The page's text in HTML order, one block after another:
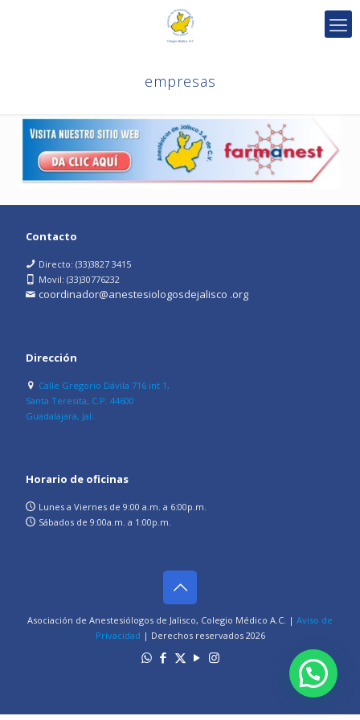
empresas
Contacto
Directo: (33)3827 3415
Movil: (33)30776232
coordinador@anestesiologosdejalisco .org
Dirección
Calle Gregorio Dávila 716 int 1,
Santa Teresita, C.P. 44600
Guadalajara, Jal.
Horario de oficinas
Lunes a Viernes de 9:00 a.m. a 6:00p.m.
Sábados de 9:00a.m. a 1:00p.m.
Asociación de Anestesiólogos de Jalisco, Colegio Médico A.C. | Aviso de
Privacidad | Derechos reservados 2026